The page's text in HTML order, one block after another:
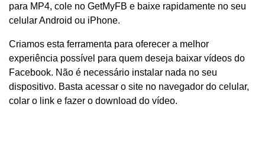
para MP4, cole no GetMyFB e baixe rapidamente no seu
celular Android ou iPhone.
Criamos esta ferramenta para oferecer a melhor
experiência possível para quem deseja baixar vídeos do
Facebook. Não é necessário instalar nada no seu
dispositivo. Basta acessar o site no navegador do celular,
colar o link e fazer o download do vídeo.